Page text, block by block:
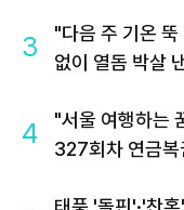
3
"다음 주 기온
없이 열돔 박살
4
"서울 여행하는
327회차 연금